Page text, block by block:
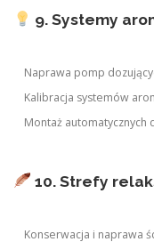
9. Systemy
Naprawa pomp
Kalibracja systemów
Montaż automatycznych
10. Strefy
Konserwacja i naprawa